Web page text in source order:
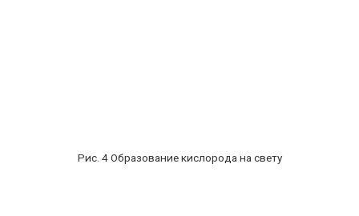
Рис. 4 Образование кислорода на свету